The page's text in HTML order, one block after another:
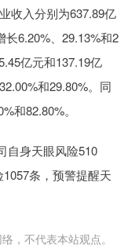
收入分别为637.89亿
长6.20%、29.13%和2
亿元和137.19亿
和29.80%。同
和82.80%。
自身天眼风险510
条，预警提醒天
，不代表本站观点。